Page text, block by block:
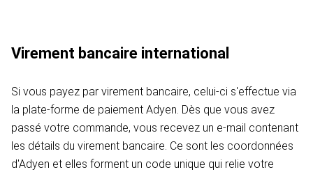
Virement bancaire international
Si vous payez par virement bancaire, celui-ci s'effectue via
la plate-forme de paiement Adyen. Dès que vous avez
passé votre commande, vous recevez un e-mail contenant
les détails du virement bancaire. Ce sont les coordonnées
d'Adyen et elles forment un code unique qui relie votre